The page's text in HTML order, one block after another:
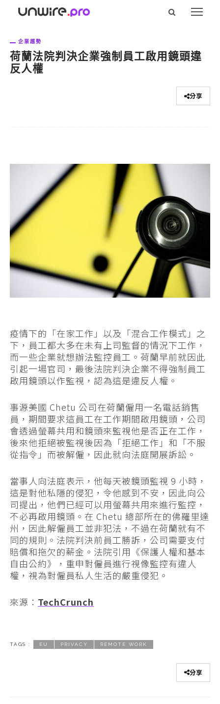
企業趨勢
荷蘭法院判決企業強制員工啟用鏡頭違
反人權
分享
疫情下的「在家工作」以及「混合工作模式」之
下，員工都大多在未有上司監督的情況下工作，
而一些企業就想辦法監控員工。荷蘭早前就因此
引起一場官司，最後法院判決企業不得強制員工
啟用鏡頭以作監視，認為這是違反人權。
事源美國 Chetu 公司在荷蘭僱用一名電話銷售
員，期間要求這員工在工作期間啟用鏡頭，公司
會透過螢幕共用和鏡頭來監視他是否正在工作，
後來他拒絕被監視後因為「拒絕工作」和「不服
從指令」而被解僱，因此就向法庭開展訴訟。
當事人向法庭表示，他每天被鏡頭監視 9 小時，
這是對他私隱的侵犯，令他感到不安，因此向公
司提出，他們已經可以用螢幕共用來進行監控，
不必再啟用鏡頭。在 Chetu 總部所在的佛羅里達
州，因此解僱員工並非犯法，不過在荷蘭就有不
同的規則。法院判決前員工勝訴，公司需要支付
賠償和拖欠的薪金。法院引用《保護人權和基本
自由公約》，重申對僱員進行視像監控有違人
權，視為對僱員私人生活的嚴重侵犯。
來源： TechCrunch
TAGS : EU PRIVACY REMOTE WORK
分享